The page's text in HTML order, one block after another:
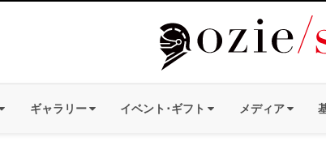
ギャラリー イベント･ギフト メディア